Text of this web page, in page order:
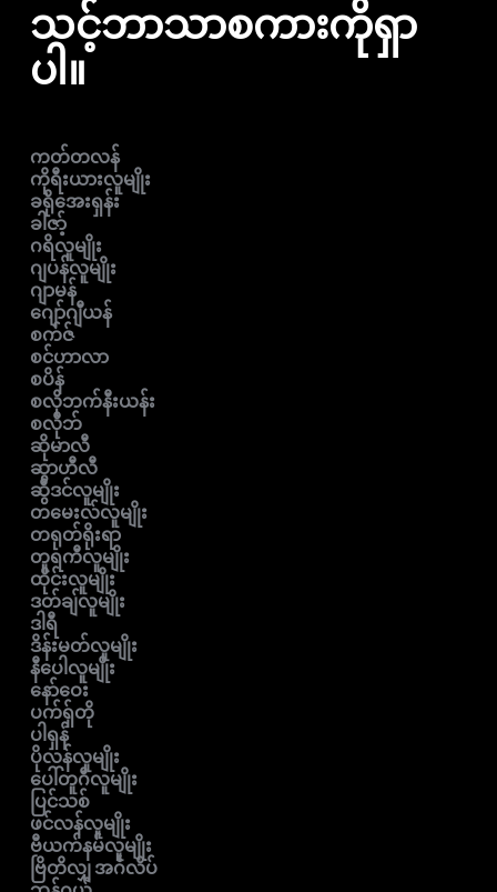
သင့်ဘာသာစကားကိုရှာ
ပါ။
ကတ်တလန်
ကိုရီးယားလူမျိုး
ခရိုအေးရှန်း
ခါဇာ့်
ဂရိလူမျိုး
ဂျပန်လူမျိုး
ဂျာမန်
ဂျော်ဂျီယန်
စက်ဇ်
စင်ဟာလာ
စပိန်
စလိုဘက်နီးယန်း
စလိုဘ်
ဆိုမာလီ
ဆွာဟီလီ
ဆွီဒင်လူမျိုး
တမေးလ်လူမျိုး
တရုတ်ရိုးရာ
တူရကီလူမျိုး
ထိုင်းလူမျိုး
ဒတ်ချ်လူမျိုး
ဒါရီ
ဒိန်းမတ်လူမျိုး
နီပေါလူမျိုး
နော်ဝေး
ပက်ရှ်တို
ပါရှန်
ပိုလန်လူမျိုး
ပေါ်တူဂီလူမျိုး
ပြင်သစ်
ဖင်လန်လူမျိုး
ဗီယက်နမ်လူမျိုး
ဗြိတိလျှ အင်္ဂလိပ်